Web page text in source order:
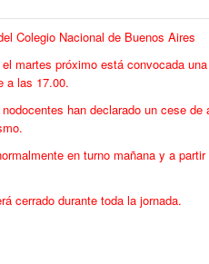
Colegio Nacional de Buenos Aires
martes próximo está convocada
a las 17.00.
han declarado un cese
en turno mañana y a
cerrado durante toda la jornada.